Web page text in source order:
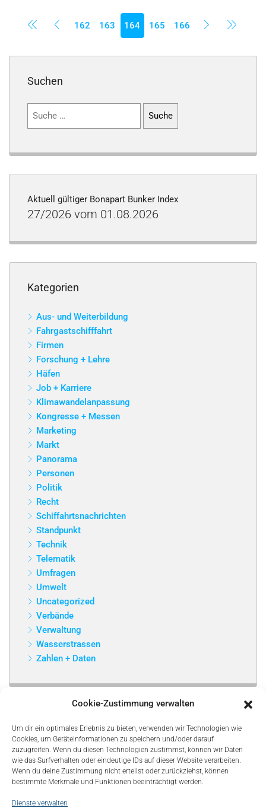
Cookie-Zustimmung verwalten
Um dir ein optimales Erlebnis zu bieten, verwenden wir Technologien wie
Cookies, um Geräteinformationen zu speichern und/oder darauf
zuzugreifen. Wenn du diesen Technologien zustimmst, können wir Daten
wie das Surfverhalten oder eindeutige IDs auf dieser Website verarbeiten.
Wenn du deine Zustimmung nicht erteilst oder zurückziehst, können
bestimmte Merkmale und Funktionen beeinträchtigt werden.
Dienste verwalten
162 163 164 165 166
Suchen
Suchen
Aktuell gültiger Bonapart Bunker Index
27/2026 vom 01.08.2026
Kategorien
Aus- und Weiterbildung
Fahrgastschifffahrt
Firmen
Forschung + Lehre
Häfen
Job + Karriere
Klimawandelanpassung
Kongresse + Messen
Marketing
Markt
Panorama
Personen
Politik
Recht
Schiffahrtsnachrichten
Standpunkt
Technik
Telematik
Umfragen
Umwelt
Uncategorized
Verbände
Verwaltung
Wasserstrassen
Zahlen + Daten